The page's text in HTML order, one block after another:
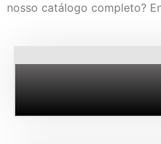
nosso catálogo completo?